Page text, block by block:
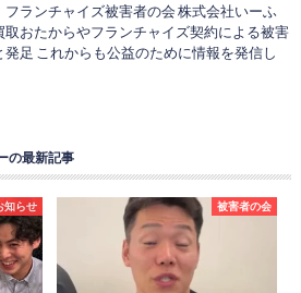
フランチャイズ被害者の会 株式会社いーふ
取おたからやフランチャイズ契約による被害
足 これからも公益のために情報を発信し
の最新記事
知らせ 被害者の会